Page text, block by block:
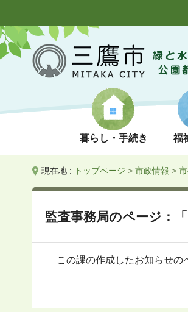
暮らし・手続き 福
現在地 : トップページ > 市政情報 >
監査事務局のページ：
この課の作成したお知らせの